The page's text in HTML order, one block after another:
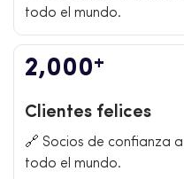
todo el mundo.
2,000+
Clientes felices
🔗 Socios de confianza
todo el mundo.